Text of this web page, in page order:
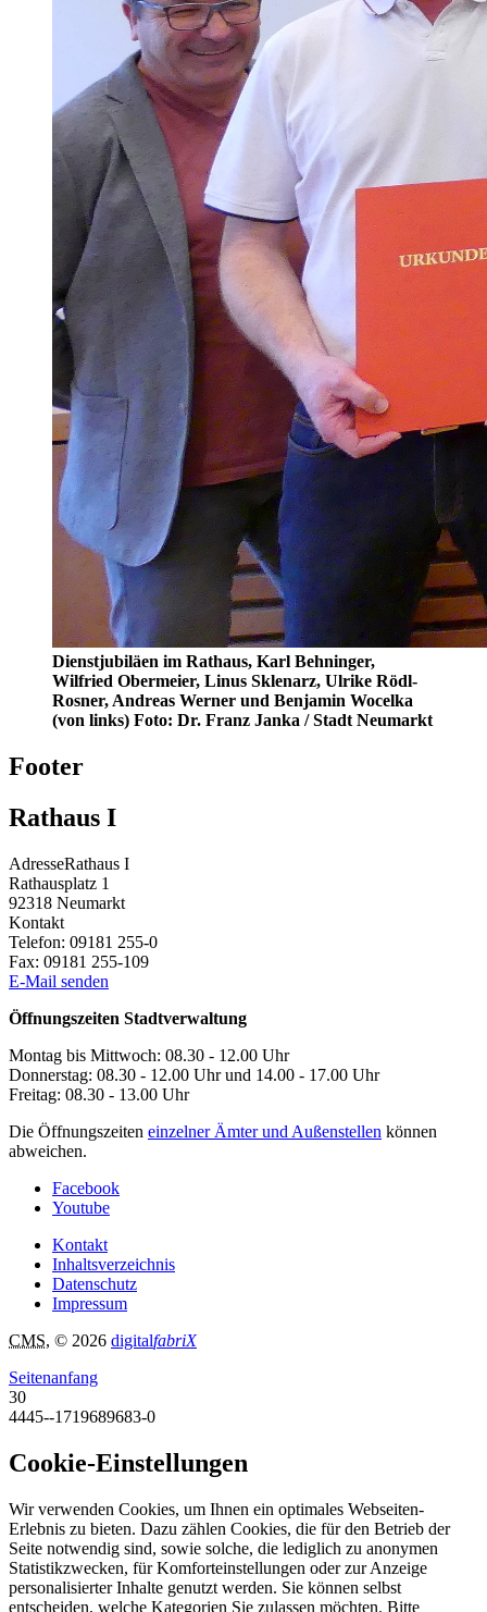
Dienstjubiläen im Rathaus, Karl Behninger,
Wilfried Obermeier, Linus Sklenarz, Ulrike Rödl-
Rosner, Andreas Werner und Benjamin Wocelka
(von links) Foto: Dr. Franz Janka / Stadt Neumarkt
Footer
Rathaus I
AdresseRathaus I
Rathausplatz 1
92318 Neumarkt
Kontakt
Telefon: 09181 255-0
Fax: 09181 255-109
E-Mail senden
Öffnungszeiten Stadtverwaltung
Montag bis Mittwoch: 08.30 - 12.00 Uhr
Donnerstag: 08.30 - 12.00 Uhr und 14.00 - 17.00 Uhr
Freitag: 08.30 - 13.00 Uhr
Die Öffnungszeiten einzelner Ämter und Außenstellen können
abweichen.
Facebook
Youtube
Kontakt
Inhaltsverzeichnis
Datenschutz
Impressum
CMS, © 2026 digitalfabriX
Seitenanfang
30
4445--1719689683-0
Cookie-Einstellungen
Wir verwenden Cookies, um Ihnen ein optimales Webseiten-
Erlebnis zu bieten. Dazu zählen Cookies, die für den Betrieb der
Seite notwendig sind, sowie solche, die lediglich zu anonymen
Statistikzwecken, für Komforteinstellungen oder zur Anzeige
personalisierter Inhalte genutzt werden. Sie können selbst
entscheiden, welche Kategorien Sie zulassen möchten. Bitte